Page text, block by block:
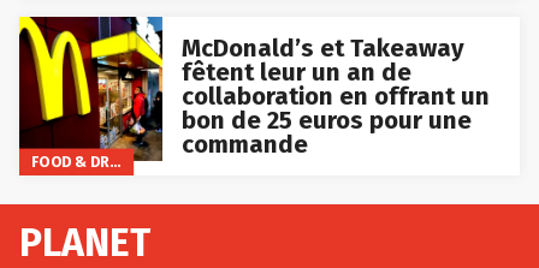
FOOD & DRINKS
McDonald’s et Takeaway
fêtent leur un an de
collaboration en offrant un
bon de 25 euros pour une
commande
PLANET